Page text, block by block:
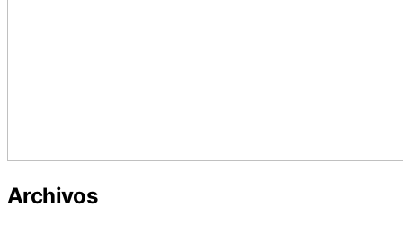
Archivos